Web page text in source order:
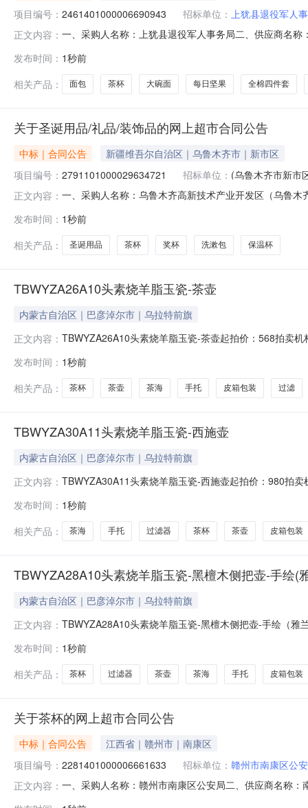
项目编号： 2461401000006690943 招标单位： 上犹县退役军人
正文内容： 一、采购人名称：上犹县退役军人事务局二、供应商名
松鼠每日坚果750g/30包混合干果果仁零食礼盒三只松
发布时间： 1秒前
相关产品：
面包 茶杯 大碗面 每日坚果 全棉四件套
关于圣诞用品/礼品/装饰品的网上超市合同公告
中标｜合同公告
新疆维吾尔自治区｜乌鲁木齐市｜新市区
项目编号： 2791101000029634721 招标单位： (乌鲁木齐市新市
正文内容： 一、采购人名称：乌鲁木齐高新技术产业开发区（乌鲁
容：序号标项名称规格型号单位数量单价(元)总价(元)1
发布时间： 1秒前
相关产品：
圣诞用品 茶杯 奖杯 洗漱包 保温杯
TBWYZA26A10头素烧羊脂玉瓷-茶壶
内蒙古自治区｜巴彦淖尔市｜乌拉特前旗
正文内容： TBWYZA26A10头素烧羊脂玉瓷-茶壶起拍价：568拍卖
面光滑，触摸冰感十足，极为细腻舒适。4.酒杯特色设
发布时间： 1秒前
相关产品：
茶杯 茶壶 茶海 手托 皮箱包装 过滤
TBWYZA30A11头素烧羊脂玉瓷-西施壶
内蒙古自治区｜巴彦淖尔市｜乌拉特前旗
正文内容： TBWYZA30A11头素烧羊脂玉瓷-西施壶起拍价：980拍
性能好，茶汤收放自如。5.黑檀木把手，商务感十足。
发布时间： 1秒前
相关产品：
茶海 手托 过滤器 茶杯 茶壶 皮箱包装
TBWYZA28A10头素烧羊脂玉瓷-黑檀木侧把壶-手绘(
内蒙古自治区｜巴彦淖尔市｜乌拉特前旗
正文内容： TBWYZA28A10头素烧羊脂玉瓷-黑檀木侧把壶-手绘（
净。4.茶壶密封性能好，茶汤收放自如。5.黑檀木把手
发布时间： 1秒前
相关产品：
茶杯 过滤器 茶壶 茶海 手托 皮箱包装
关于茶杯的网上超市合同公告
中标｜合同公告
江西省｜赣州市｜南康区
项目编号： 2281401000006661633 招标单位： 赣州市南康区公
正文内容： 一、采购人名称：赣州市南康区公安局二、供应商名称